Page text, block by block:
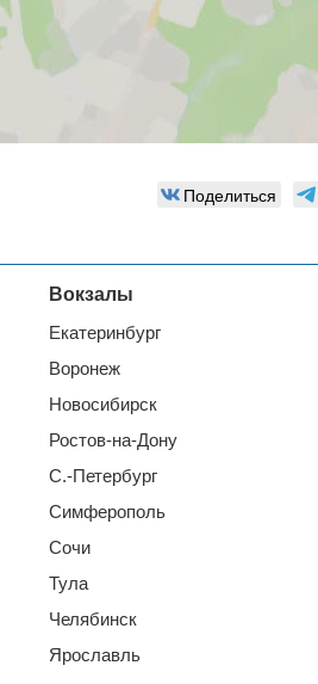
Поделиться
Вокзалы
Екатеринбург
Воронеж
Новосибирск
Ростов-на-Дону
С.-Петербург
Симферополь
Сочи
Тула
Челябинск
Ярославль